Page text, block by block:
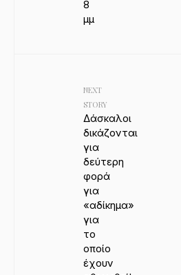
8
μμ
NEXT
STORY
Δάσκαλοι
δικάζονται
για
δεύτερη
φορά
για
«αδίκημα»
για
το
οποίο
έχουν